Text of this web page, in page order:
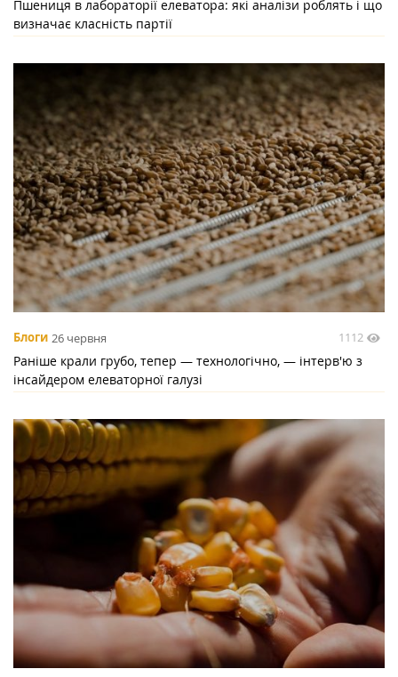
Пшениця в лабораторії елеватора: які аналізи роблять і що
визначає класність партії
Блоги 26 червня 1112
Раніше крали грубо, тепер — технологічно, — інтерв'ю з
інсайдером елеваторної галузі